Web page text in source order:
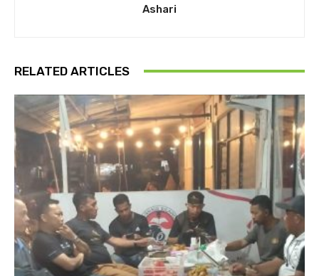
Ashari
RELATED ARTICLES